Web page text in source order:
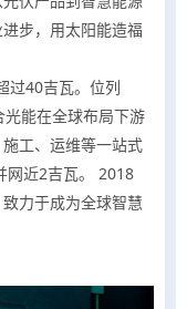
步，用太阳能造福
过40吉瓦。位列
光能在全球布局下游
工、运维等一站式
网近2吉瓦。 2018
力于成为全球智慧